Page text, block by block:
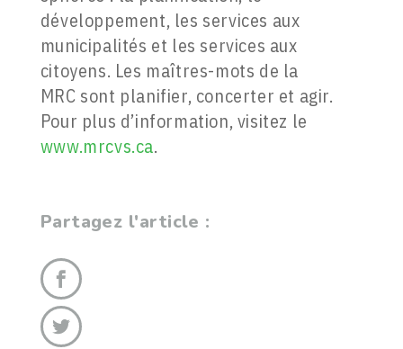
développement, les services aux
municipalités et les services aux
citoyens. Les maîtres-mots de la
MRC sont planifier, concerter et agir.
Pour plus d’information, visitez le
www.mrcvs.ca.
Partagez l'article :